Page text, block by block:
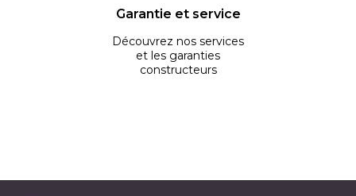
Garantie et service
Découvrez nos services
et les garanties
constructeurs